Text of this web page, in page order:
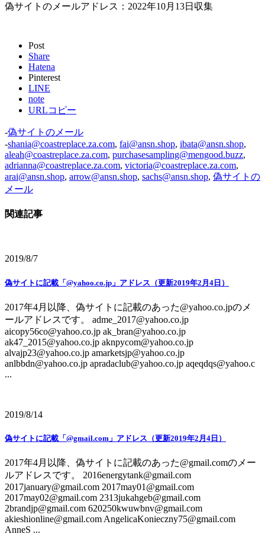
偽サイトのメールアドレス：2022年10月13日収集
Post
Share
Hatena
Pinterest
LINE
note
URLコピー
-偽サイトのメール
-shania@coastreplace.za.com, fai@ansn.shop, ibata@ansn.shop,
aleah@coastreplace.za.com, purchasesampling@mengood.buzz,
adrianna@coastreplace.za.com, victoria@coastreplace.za.com,
arai@ansn.shop, arrow@ansn.shop, sachs@ansn.shop, 偽サイトの
メール
関連記事
2019/8/7
偽サイトに記載「@yahoo.co.jp」アドレス（更新2019年2月4日）
2017年4月以降、偽サイトに記載のあった@yahoo.co.jpのメ
ールアドレスです。 adme_2017@yahoo.co.jp
aicopy56co@yahoo.co.jp ak_bran@yahoo.co.jp
ak47_2015@yahoo.co.jp aknpycom@yahoo.co.jp
alvajp23@yahoo.co.jp amarketsjp@yahoo.co.jp
anlbbdn@yahoo.co.jp apradaclub@yahoo.co.jp aqeqdqs@yahoo.c
...
2019/8/14
偽サイトに記載「@gmail.com」アドレス（更新2019年2月4日）
2017年4月以降、偽サイトに記載のあった@gmail.comのメー
ルアドレスです。 2016energytank@gmail.com
2017january@gmail.com 2017may01@gmail.com
2017may02@gmail.com 2313jukahgeb@gmail.com
2brandjp@gmail.com 620250kwuwbnv@gmail.com
akieshionline@gmail.com AngelicaKonieczny75@gmail.com
AnneS ...